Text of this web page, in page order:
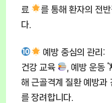
료
를 통해 환자의 전
다.
예방 중심의 관리 :
건강 교육
, 예방 운동
해 근골격계 질환 예방과
를 장려합니다.